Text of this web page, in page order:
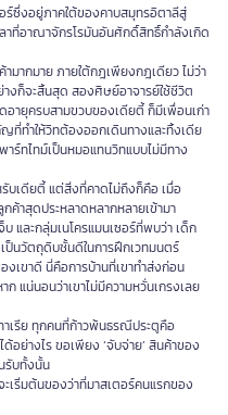
ซึ่งอยู่ภาคใต้ของคาบสมุทรอิตาลีสู่
าที่อาณาจักรโรมันอันศักดิ์สิทธิ์กำลังเกิด
มากมาย ภายใต้กฎเพียงกฎเดียว ไม่ว่า
งก็จะสิ้นสุด สองศิษย์อาจารย์ใช้ชีวิต
ายุครบสามขวบของเดียตี้ ก็มีเพื่อนเก่า
ที่ทำให้วิทต้องออกเดินทางและทิ้งเดีย
ร์ทไทม์เป็นหมอแทนวิทแบบไม่มีทาง
รับเดียตี้ แต่สิ่งที่คาดไม่ถึงก็คือ เมื่อ
าสุดประหลาดหลากหลายเข้ามา
ละกลุ่มเนโครแมนเซอร์ที่พบว่า เด็ก
นวัตถุดิบชั้นดีในการฝึกเวทมนตร์
เขาดี นี่คือการบ้านที่เขาทำส่งก่อน
แน่นอนว่าเขาไม่มีความหวั่นเกรงเลย
เรีย ทุกคนที่ก้าวพ้นธรณีประตูคือ
ด้อย่างไร ขอเพียง ‘จับจ่าย’ สินค้าของ
รับทั้งนั้น
เริ่มต้นของว่าที่มาสเตอร์คนแรกของ